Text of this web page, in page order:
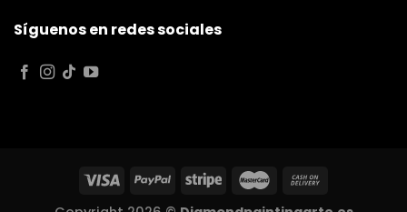
Síguenos en redes sociales